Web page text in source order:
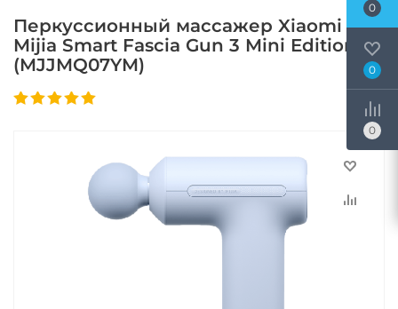
Перкуссионный массажер Xiaomi
Mijia Smart Fascia Gun 3 Mini Edition
(MJJMQ07YM)
0
0
0